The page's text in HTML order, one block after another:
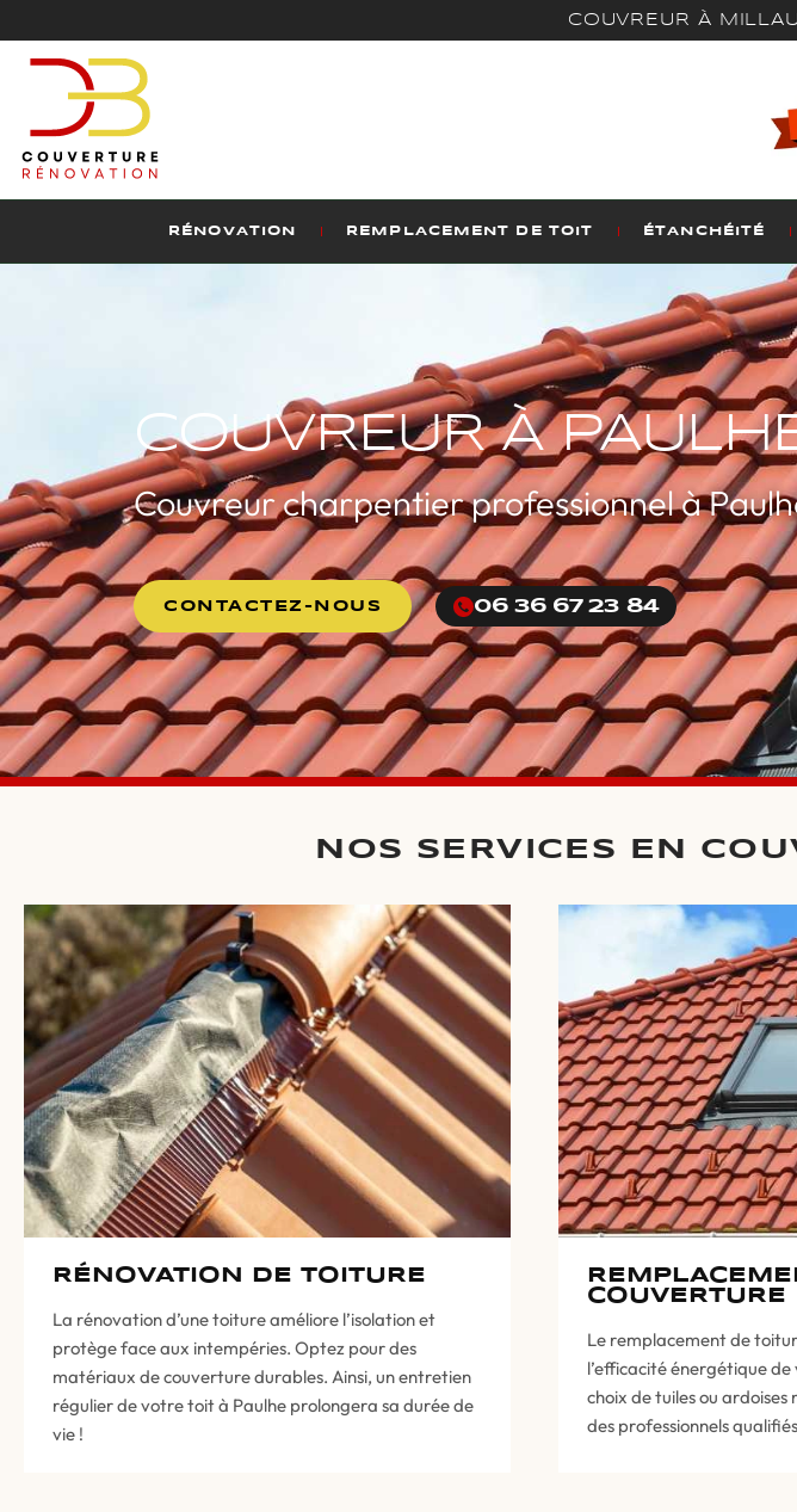
COUVREUR À
RÉNOVATION REMPLACEMENT DE TOIT ÉTANCHÉITÉ
COUVREUR À
Couvreur charpentier professionnel à
CONTACTEZ-NOUS 06 36 67 23 84
NOS SERVICES EN
RÉNOVATION DE TOITURE
La rénovation d’une toiture améliore l’isolation et
protège face aux intempéries. Optez pour des
matériaux de couverture durables. Ainsi, un entretien
régulier de votre toit à Paulhe prolongera sa durée de
vie !
COUVERTURE
Le remplacement de
l’efficacité énergétique
choix de tuiles ou
des professionnels